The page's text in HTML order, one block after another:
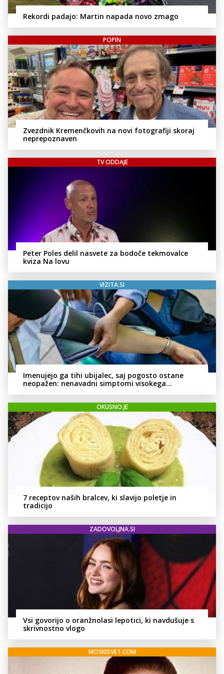
Rekordi padajo: Martin napada novo zmago
POPIN
Zvezdnik Kremenčkovih na novi fotografiji skoraj
neprepoznaven
TV ODDAJE
Peter Poles delil nasvete za bodoče tekmovalce
kviza Na lovu
VIZITA.SI
Imenujejo ga tihi ubijalec, saj pogosto ostane
neopažen: nenavadni simptomi visokega
OKUSNO.JE
7 receptov naših bralcev, ki slavijo poletje in
tradicijo
ZADOVOLJNA.SI
Vsi govorijo o oranžnolasi lepotici, ki navdušuje s
skrivnostno vlogo
MOSKISVET.COM